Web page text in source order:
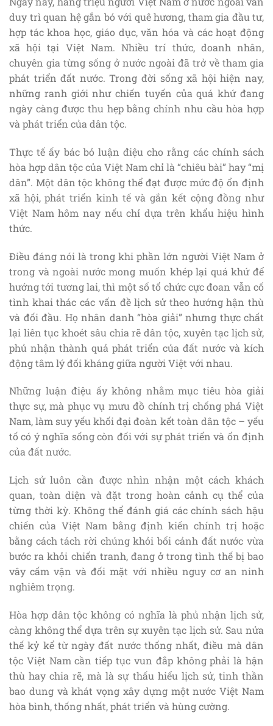
Ngày nay, hàng triệu người Việt Nam ở nước ngoài vẫn
duy trì quan hệ gắn bó với quê hương, tham gia đầu tư,
hợp tác khoa học, giáo dục, văn hóa và các hoạt động
xã hội tại Việt Nam. Nhiều trí thức, doanh nhân,
chuyên gia từng sống ở nước ngoài đã trở về tham gia
phát triển đất nước. Trong đời sống xã hội hiện nay,
những ranh giới như chiến tuyến của quá khứ đang
ngày càng được thu hẹp bằng chính nhu cầu hòa hợp
và phát triển của dân tộc.
Thực tế ấy bác bỏ luận điệu cho rằng các chính sách
hòa hợp dân tộc của Việt Nam chỉ là “chiêu bài” hay “mị
dân”. Một dân tộc không thể đạt được mức độ ổn định
xã hội, phát triển kinh tế và gắn kết cộng đồng như
Việt Nam hôm nay nếu chỉ dựa trên khẩu hiệu hình
thức.
Điều đáng nói là trong khi phần lớn người Việt Nam ở
trong và ngoài nước mong muốn khép lại quá khứ để
hướng tới tương lai, thì một số tổ chức cực đoan vẫn cố
tình khai thác các vấn đề lịch sử theo hướng hận thù
và đối đầu. Họ nhân danh “hòa giải” nhưng thực chất
lại liên tục khoét sâu chia rẽ dân tộc, xuyên tạc lịch sử,
phủ nhận thành quả phát triển của đất nước và kích
động tâm lý đối kháng giữa người Việt với nhau.
Những luận điệu ấy không nhằm mục tiêu hòa giải
thực sự, mà phục vụ mưu đồ chính trị chống phá Việt
Nam, làm suy yếu khối đại đoàn kết toàn dân tộc – yếu
tố có ý nghĩa sống còn đối với sự phát triển và ổn định
của đất nước.
Lịch sử luôn cần được nhìn nhận một cách khách
quan, toàn diện và đặt trong hoàn cảnh cụ thể của
từng thời kỳ. Không thể đánh giá các chính sách hậu
chiến của Việt Nam bằng định kiến chính trị hoặc
bằng cách tách rời chúng khỏi bối cảnh đất nước vừa
bước ra khỏi chiến tranh, đang ở trong tình thế bị bao
vây cấm vận và đối mặt với nhiều nguy cơ an ninh
nghiêm trọng.
Hòa hợp dân tộc không có nghĩa là phủ nhận lịch sử,
càng không thể dựa trên sự xuyên tạc lịch sử. Sau nửa
thế kỷ kể từ ngày đất nước thống nhất, điều mà dân
tộc Việt Nam cần tiếp tục vun đắp không phải là hận
thù hay chia rẽ, mà là sự thấu hiểu lịch sử, tinh thần
bao dung và khát vọng xây dựng một nước Việt Nam
hòa bình, thống nhất, phát triển và hùng cường.